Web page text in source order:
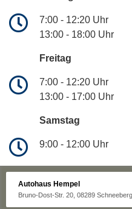
7:00 - 12:20 Uhr
13:00 - 18:00 Uhr
Freitag
7:00 - 12:20 Uhr
13:00 - 17:00 Uhr
Samstag
9:00 - 12:00 Uhr
Autohaus Hempel
Bruno-Dost-Str. 20, 08289 Schneeberg